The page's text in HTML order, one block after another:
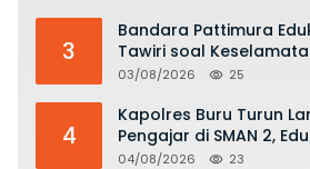
3
Bandara Pattimura
Tawiri soal
dan Bahaya Bermain
03/08/2026 25
4
Kapolres Buru Turun
Pengajar di SMAN 2,
Hukum dan Stop
04/08/2026 23